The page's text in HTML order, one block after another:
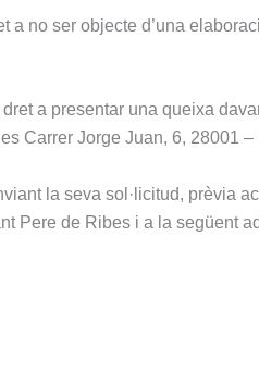
a no ser objecte d’una
a presentar una queixa
Carrer Jorge Juan, 6, 28001
la seva sol·licitud, prèvia
Pere de Ribes i a la següent